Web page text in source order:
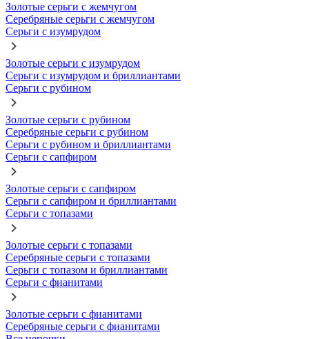
Золотые серьги с жемчугом
Серебряные серьги с жемчугом
Серьги с изумрудом
Золотые серьги с изумрудом
Серьги с изумрудом и бриллиантами
Серьги с рубином
Золотые серьги с рубином
Серебряные серьги с рубином
Серьги с рубином и бриллиантами
Серьги с сапфиром
Золотые серьги с сапфиром
Серьги с сапфиром и бриллиантами
Серьги с топазами
Золотые серьги с топазами
Серебряные серьги с топазами
Серьги с топазом и бриллиантами
Серьги с фианитами
Золотые серьги с фианитами
Серебряные серьги с фианитами